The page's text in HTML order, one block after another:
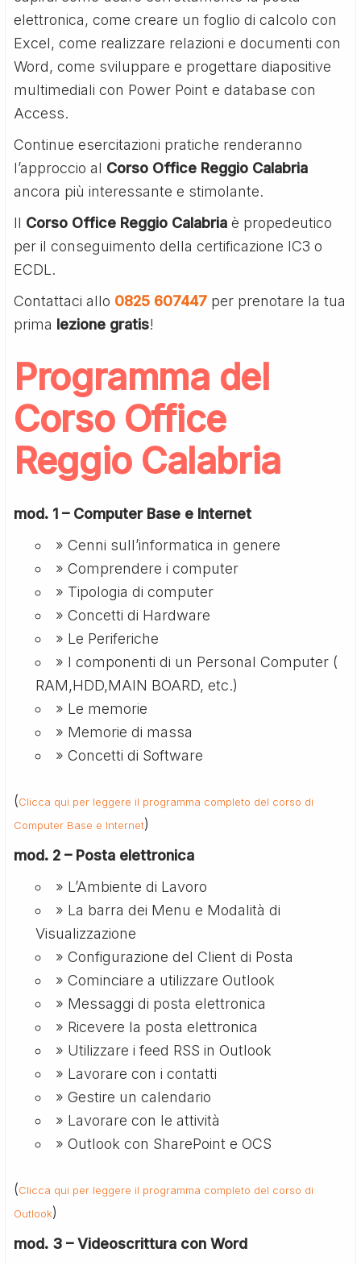
elettronica, come creare un foglio di calcolo con
Excel, come realizzare relazioni e documenti con
Word, come sviluppare e progettare diapositive
multimediali con Power Point e database con
Access.
Continue esercitazioni pratiche renderanno
l’approccio al Corso Office Reggio Calabria
ancora più interessante e stimolante.
Il Corso Office Reggio Calabria è propedeutico
per il conseguimento della certificazione IC3 o
ECDL.
Contattaci allo 0825 607447 per prenotare la tua
prima lezione gratis!
Programma del
Corso Office
Reggio Calabria
mod. 1 – Computer Base e Internet
» Cenni sull’informatica in genere
» Comprendere i computer
» Tipologia di computer
» Concetti di Hardware
» Le Periferiche
» I componenti di un Personal Computer (
RAM,HDD,MAIN BOARD, etc.)
» Le memorie
» Memorie di massa
» Concetti di Software
(Clicca qui per leggere il programma completo del corso di
Computer Base e Internet)
mod. 2 – Posta elettronica
» L’Ambiente di Lavoro
» La barra dei Menu e Modalità di
Visualizzazione
» Configurazione del Client di Posta
» Cominciare a utilizzare Outlook
» Messaggi di posta elettronica
» Ricevere la posta elettronica
» Utilizzare i feed RSS in Outlook
» Lavorare con i contatti
» Gestire un calendario
» Lavorare con le attività
» Outlook con SharePoint e OCS
(Clicca qui per leggere il programma completo del corso di
Outlook)
mod. 3 – Videoscrittura con Word